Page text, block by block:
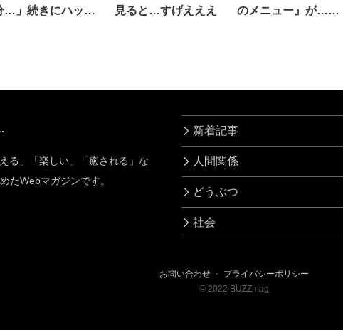
…」続きにハッと
見ると…すげえええ
のメニュー』が…最
る」「楽しい」「癒される」な
たWebマガジンです。
新着記事
人間関係
どうぶつ
社会
お問い合わせ ・ プライバシーポリシー
© 2022 BUZZmag